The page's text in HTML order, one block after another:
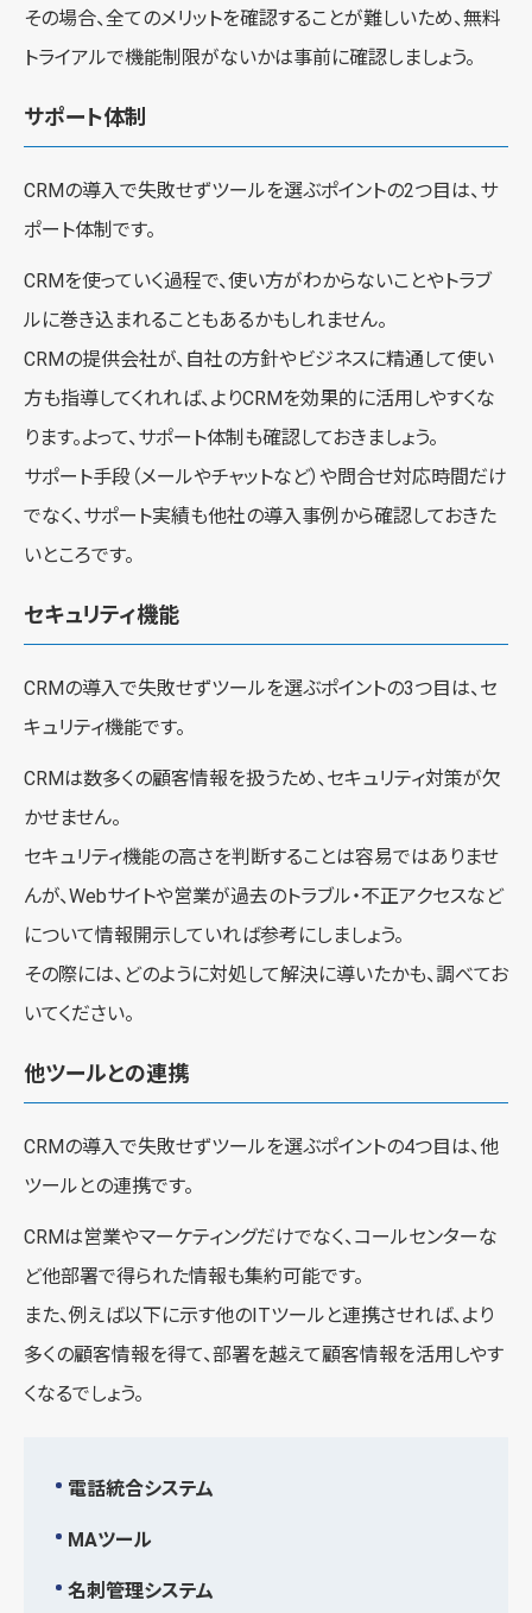
その場合、全てのメリットを確認することが難しいため、無料
トライアルで機能制限がないかは事前に確認しましょう。
サポート体制
CRMの導入で失敗せずツールを選ぶポイントの2つ目は、サ
ポート体制です。
CRMを使っていく過程で、使い方がわからないことやトラブ
ルに巻き込まれることもあるかもしれません。
CRMの提供会社が、自社の方針やビジネスに精通して使い
方も指導してくれれば、よりCRMを効果的に活用しやすくな
ります。よって、サポート体制も確認しておきましょう。
サポート手段（メールやチャットなど）や問合せ対応時間だけ
でなく、サポート実績も他社の導入事例から確認しておきた
いところです。
セキュリティ機能
CRMの導入で失敗せずツールを選ぶポイントの3つ目は、セ
キュリティ機能です。
CRMは数多くの顧客情報を扱うため、セキュリティ対策が欠
かせません。
セキュリティ機能の高さを判断することは容易ではありませ
んが、Webサイトや営業が過去のトラブル・不正アクセスなど
について情報開示していれば参考にしましょう。
その際には、どのように対処して解決に導いたかも、調べてお
いてください。
他ツールとの連携
CRMの導入で失敗せずツールを選ぶポイントの4つ目は、他
ツールとの連携です。
CRMは営業やマーケティングだけでなく、コールセンターな
ど他部署で得られた情報も集約可能です。
また、例えば以下に示す他のITツールと連携させれば、より
多くの顧客情報を得て、部署を越えて顧客情報を活用しやす
くなるでしょう。
電話統合システム
MAツール
名刺管理システム